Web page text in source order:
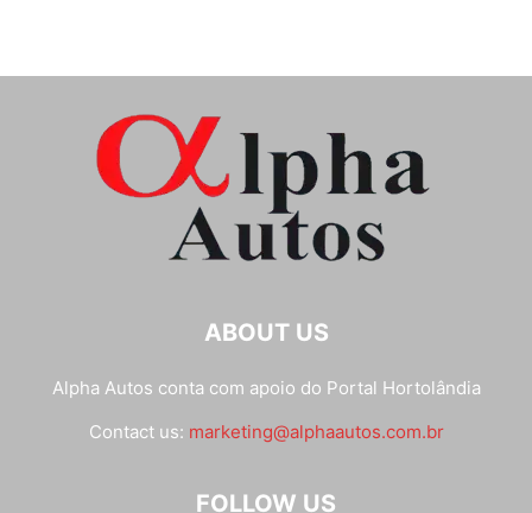
ABOUT US
Alpha Autos conta com apoio do Portal Hortolândia
Contact us: marketing@alphaautos.com.br
FOLLOW US